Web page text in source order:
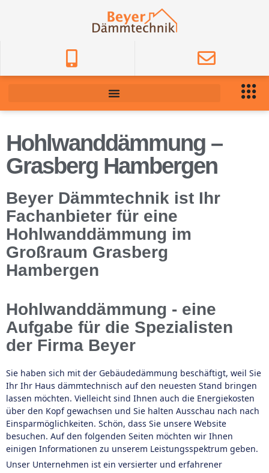
Hohlwanddämmung –
Grasberg Hambergen
Beyer Dämmtechnik ist Ihr
Fachanbieter für eine
Hohlwanddämmung im
Großraum Grasberg
Hambergen
Hohlwanddämmung - eine
Aufgabe für die Spezialisten
der Firma Beyer
Sie haben sich mit der Gebäudedämmung beschäftigt, weil Sie
Ihr Ihr Haus dämmtechnisch auf den neuesten Stand bringen
lassen möchten. Vielleicht sind Ihnen auch die Energiekosten
über den Kopf gewachsen und Sie halten Ausschau nach nach
Einsparmöglichkeiten. Schön, dass Sie unsere Website
besuchen. Auf den folgenden Seiten möchten wir Ihnen
einigen Informationen zu unserem Leistungsspektrum geben.
Unser Unternehmen ist ein versierter und erfahrener